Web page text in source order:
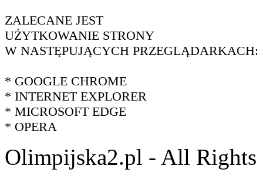
ZALECANE JEST
UŻYTKOWANIE STRONY
W NASTĘPUJĄCYCH PRZEGLĄDARKACH:
* GOOGLE CHROME
* INTERNET EXPLORER
* MICROSOFT EDGE
* OPERA
Olimpijska2.pl - All Rights